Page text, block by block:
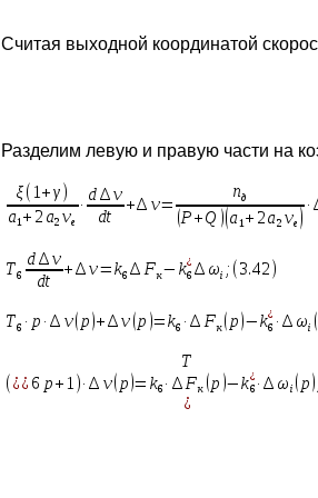
Считая выходной координатой
Разделим левую и правую части на